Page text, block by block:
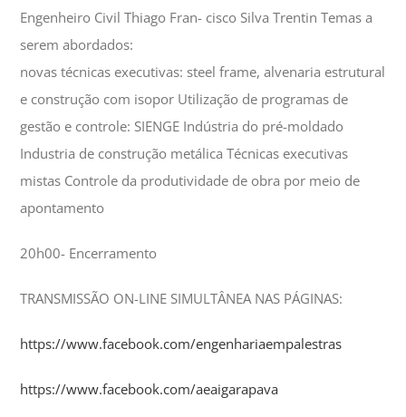
Engenheiro Civil Thiago Fran- cisco Silva Trentin Temas a
serem abordados:
novas técnicas executivas: steel frame, alvenaria estrutural
e construção com isopor Utilização de programas de
gestão e controle: SIENGE Indústria do pré-moldado
Industria de construção metálica Técnicas executivas
mistas Controle da produtividade de obra por meio de
apontamento
20h00- Encerramento
TRANSMISSÃO ON-LINE SIMULTÂNEA NAS PÁGINAS:
https://www.facebook.com/engenhariaempalestras
https://www.facebook.com/aeaigarapava